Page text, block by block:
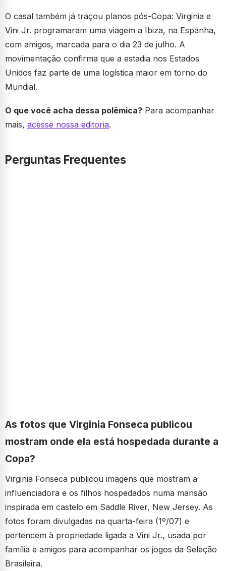
O casal também já traçou planos pós-Copa: Virginia e
Vini Jr. programaram uma viagem a Ibiza, na Espanha,
com amigos, marcada para o dia 23 de julho. A
movimentação confirma que a estadia nos Estados
Unidos faz parte de uma logística maior em torno do
Mundial.
O que você acha dessa polêmica? Para acompanhar
mais, acesse nossa editoria.
Perguntas Frequentes
As fotos que Virginia Fonseca publicou
mostram onde ela está hospedada durante a
Copa?
Virginia Fonseca publicou imagens que mostram a
influenciadora e os filhos hospedados numa mansão
inspirada em castelo em Saddle River, New Jersey. As
fotos foram divulgadas na quarta-feira (1º/07) e
pertencem à propriedade ligada a Vini Jr., usada por
família e amigos para acompanhar os jogos da Seleção
Brasileira.